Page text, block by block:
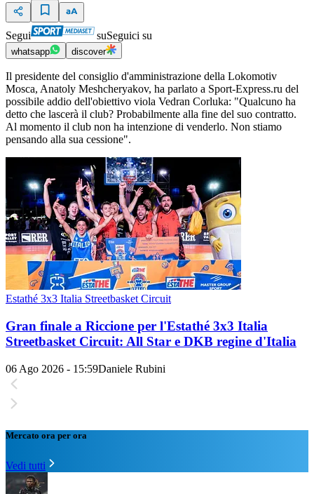
Segui suSeguici su
whatsapp discover
Il presidente del consiglio d'amministrazione della Lokomotiv
Mosca, Anatoly Meshcheryakov, ha parlato a Sport-Express.ru del
possibile addio dell'obiettivo viola Vedran Corluka: "Qualcuno ha
detto che lascerà il club? Probabilmente alla fine del suo contratto.
Al momento il club non ha intenzione di venderlo. Non stiamo
pensando alla sua cessione".
Estathé 3x3 Italia Streetbasket Circuit
Gran finale a Riccione per l'Estathé 3x3 Italia
Streetbasket Circuit: All Star e DKB regine d'Italia
06 Ago 2026 - 15:59Daniele Rubini
Mercato ora per ora
Vedi tutti